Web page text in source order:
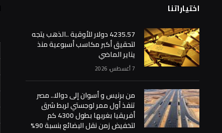
اختياراتنا
4235.57 دولار للأوقية ..الذهب يتجه
لتحقيق أكبر مكاسب أسبوعية منذ
يناير الماضي
7 أغسطس، 2026
من برنيس و أسوان إلى دوالا.. مصر
تنفذ أول ممر لوجستي لربط شرق
أفريقيا بغربها بطول 4300 كم
لتخفيض زمن نقل البضائع بنسبة 90%